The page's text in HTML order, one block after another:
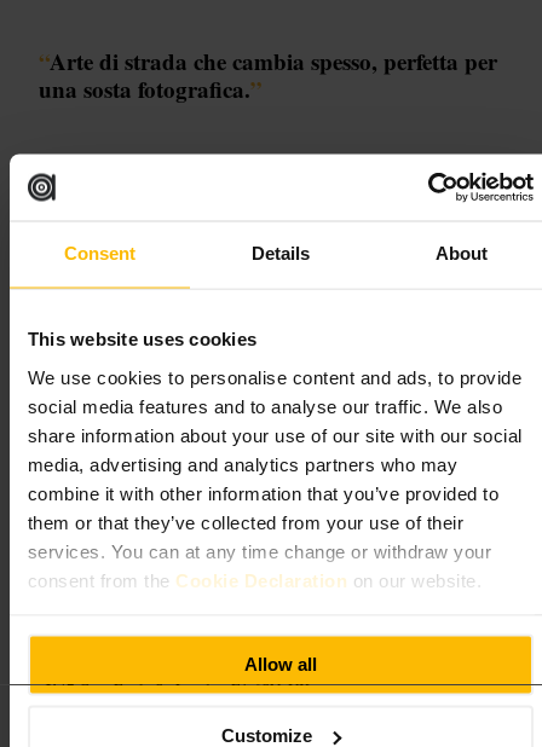
Consent Details About
This website uses cookies
We use cookies to personalise content and ads, to provide
social media features and to analyse our traffic. We also
share information about your use of our site with our social
media, advertising and analytics partners who may
combine it with other information that you’ve provided to
them or that they’ve collected from your use of their
services. You can at any time change or withdraw your
consent from the Cookie Declaration on our website.
Allow all
Customize
“Arte di strada che cambia spesso, perfetta per
una sosta fotografica.”
Adatto a
Opere a grande formato, dettagli di stencil e strati di pittura. Lavori che
mescolano colori vivaci e texture urbane, alcuni temporanei e altri più
consolidati. Lo spazio è all'aperto, quindi troverai passanti, rumore
della strada e cambi di luce durante la giornata.
Pianifica la tua visita
Arriva con scarpe comode, porta una macchina fotografica o uno
smartphone con buona lente grandangolare. Rispetta le opere e non
dintorni per vedere altri pezzi di arte di strada. Se hai poco tempo,
considera la tappa come una sosta fotografica di rapido interesse.
47 Grey Eagle St, London E1 6SN, UK